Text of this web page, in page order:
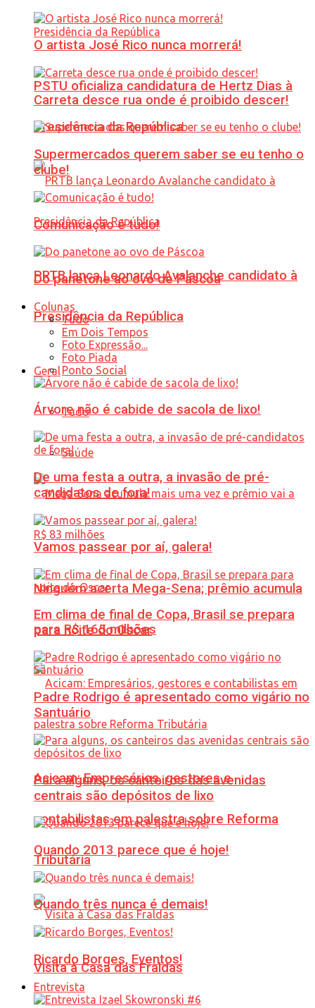
PSTU oficializa candidatura de Hertz Dias à
Presidência da República
PRTB lança Leonardo Avalanche candidato à
Presidência da República
Geral
Tudo
Saúde
Ninguém acerta Mega-Sena; prêmio acumula
para R$ 165 milhões
Acicam: Empresários, gestores e
contabilistas em palestra sobre Reforma
Tributária
Visita à Casa das Fraldas
O artista José Rico nunca morrerá!
Carreta desce rua onde é proibido descer!
Supermercados querem saber se eu tenho o
clube!
Comunicação é tudo!
Do panetone ao ovo de Páscoa
Colunas
Tudo
Em Dois Tempos
Foto Expressão...
Foto Piada
Ponto Social
Árvore não é cabide de sacola de lixo!
De uma festa a outra, a invasão de pré-
candidatos de fora!
Vamos passear por aí, galera!
Em clima de final de Copa, Brasil se prepara
para noite do Oscar
Padre Rodrigo é apresentado como vigário no
Santuário
Para alguns, os canteiros das avenidas
centrais são depósitos de lixo
Quando 2013 parece que é hoje!
Quando três nunca é demais!
Ricardo Borges, Eventos!
Entrevista